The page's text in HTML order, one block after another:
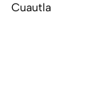
Cuautla